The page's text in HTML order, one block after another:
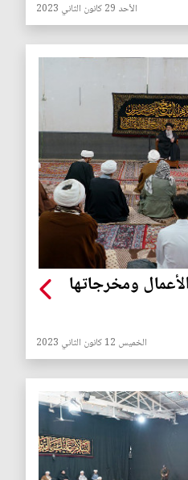
الأحد 29 كانون الثاني 2023
ومخرجاتها
الخميس 12 كانون الثاني 2023